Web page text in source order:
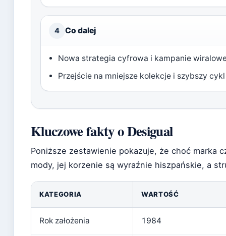
4 Co dalej
Nowa strategia cyfrowa i kampanie
Przejście na mniejsze kolekcje i szybszy
Kluczowe fakty o Desigual
Poniższe zestawienie pokazuje, że choć marka
mody, jej korzenie są wyraźnie hiszpańskie, a
KATEGORIA WARTOŚĆ
Rok założenia 1984